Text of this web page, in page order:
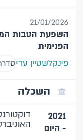
21/01/2026
השפעת הטבות
הפנימית
פינקלשטיין עדי
השכלה
2021
- היום